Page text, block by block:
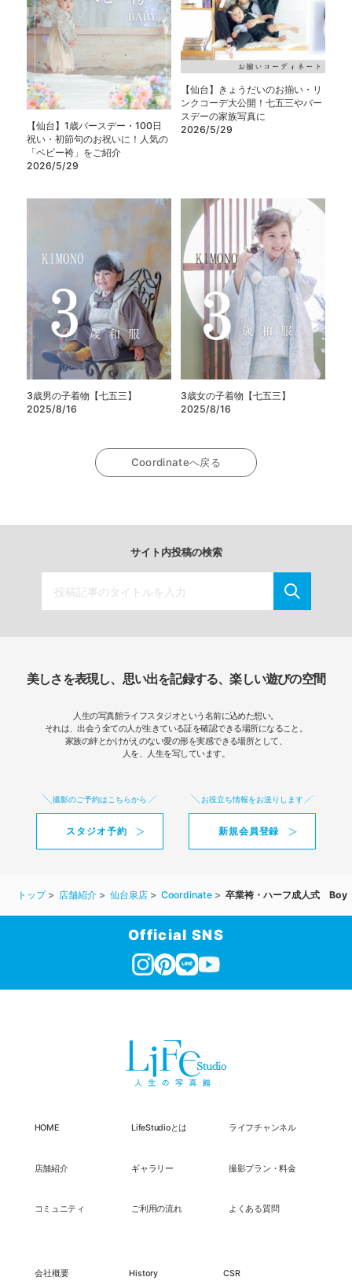
【仙台】1歳バースデー・100日
祝い・初節句のお祝いに！人気の
「ベビー袴」をご紹介
2026/5/29
【仙台】きょうだいのお揃い・リ
ンクコーデ大公開！七五三やバー
スデーの家族写真に
2026/5/29
3歳男の子着物【七五三】
2025/8/16
3歳女の子着物【七五三】
2025/8/16
Coordinateへ戻る
サイト内投稿の検索
美しさを表現し、思い出を記録する、楽しい遊びの空間
人生の写真館ライフスタジオという名前に込めた想い。
それは、出会う全ての人が生きている証を確認できる場所になること。
家族の絆とかけがえのない愛の形を実感できる場所として、
人を、人生を写しています。
撮影のご予約はこちらから
スタジオ予約
お役立ち情報をお送りします
新規会員登録
トップ 店舗紹介 仙台泉店 Coordinate 卒業袴・ハーフ成人式 Boy
Official SNS
HOME LifeStudioとは ライフチャンネル
店舗紹介 ギャラリー 撮影プラン・料金
コミュニティ ご利用の流れ よくある質問
会社概要 History CSR